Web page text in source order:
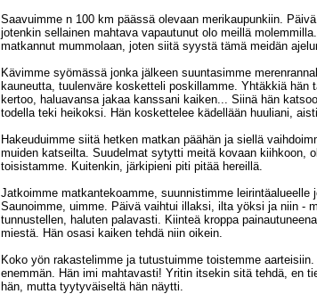
Saavuimme n 100 km päässä olevaan merikaupunkiin.
jotenkin sellainen mahtava vapautunut olo meillä
matkannut mummolaan, joten siitä syystä tämä meidän
Kävimme syömässä jonka jälkeen suuntasimme
kauneutta, tuulenväre kosketteli poskillamme. Yhtäkkiä hän
kertoo, haluavansa jakaa kanssani kaiken... Siinä hän
todella teki heikoksi. Hän koskettelee kädellään huuliani,
Hakeuduimme siitä hetken matkan päähän ja siellä
muiden katseilta. Suudelmat sytytti meitä kovaan kiihkoon,
toisistamme. Kuitenkin, järkipieni piti pitää hereillä.
Jatkoimme matkantekoamme, suunnistimme leirintäalueelle
Saunoimme, uimme. Päivä vaihtui illaksi, ilta yöksi ja niin -
tunnustellen, haluten palavasti. Kiinteä kroppa
miestä. Hän osasi kaiken tehdä niin oikein.
Koko yön rakastelimme ja tutustuimme toistemme
enemmän. Hän imi mahtavasti! Yritin itsekin sitä tehdä, en
hän, mutta tyytyväiseltä hän näytti.